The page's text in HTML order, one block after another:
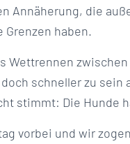
Annäherung, die
Grenzen haben.
Wettrennen
schneller zu sein
stimmt: Die Hunde
vorbei und wir